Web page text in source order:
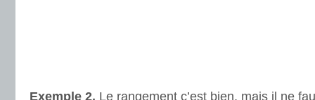
Exemple 2. Le rangement c’est bien, mais il ne